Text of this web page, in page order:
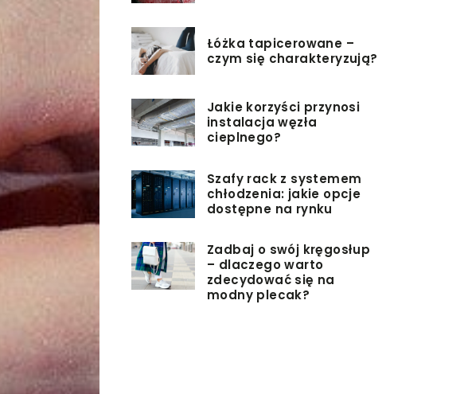
Łóżka tapicerowane –
czym się charakteryzują?
Jakie korzyści przynosi
instalacja węzła
cieplnego?
Szafy rack z systemem
chłodzenia: jakie opcje
dostępne na rynku
Zadbaj o swój kręgosłup
– dlaczego warto
zdecydować się na
modny plecak?